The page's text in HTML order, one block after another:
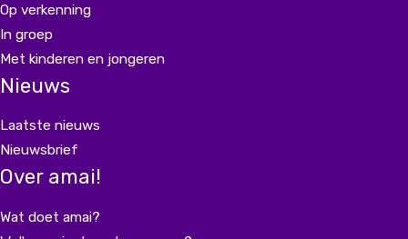
Op verkenning
In groep
Met kinderen en jongeren
Nieuws
Laatste nieuws
Nieuwsbrief
Over amai!
Wat doet amai?